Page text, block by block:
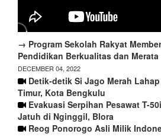
→ Program Sekolah Rakyat
Pendidikan Berkualitas dan
DECEMBER 04, 2022
Detik-detik Si Jago Merah
Timur, Kota Bengkulu
Evakuasi Serpihan Pesawat T-
Jatuh di Nginggil, Blora
Reog Ponorogo Asli Milik